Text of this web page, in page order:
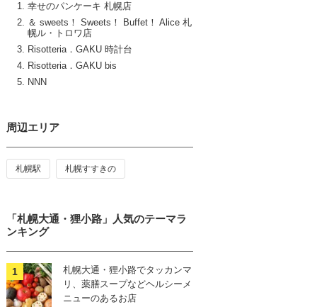
幸せのパンケーキ 札幌店
＆ sweets！ Sweets！ Buffet！ Alice 札
幌ル・トロワ店
Risotteria．GAKU 時計台
Risotteria．GAKU bis
NNN
周辺エリア
札幌駅 札幌すすきの
「札幌大通・狸小路」人気のテーマラ
ンキング
札幌大通・狸小路でタッカンマ
リ、薬膳スープなどヘルシーメ
ニューのあるお店